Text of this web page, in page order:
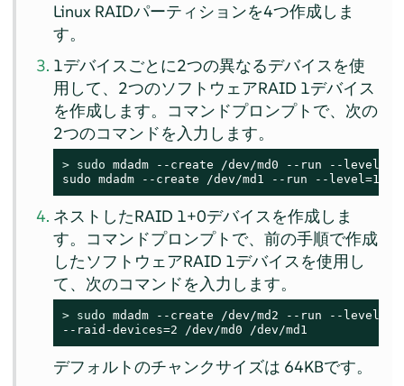
Linux RAIDパーティションを4つ作成しま
す。
1デバイスごとに2つの異なるデバイスを使
用して、2つのソフトウェアRAID 1デバイス
を作成します。コマンドプロンプトで、次の
2つのコマンドを入力します。
> sudo mdadm --create /dev/md0 --run --
sudo mdadm --create /dev/md1 --run --level=1
ネストしたRAID 1+0デバイスを作成しま
す。コマンドプロンプトで、前の手順で作成
したソフトウェアRAID 1デバイスを使用し
て、次のコマンドを入力します。
> sudo mdadm --create /dev/md2 --run --level=0
--raid-devices=2 /dev/md0 /dev/md1
デフォルトのチャンクサイズは 64KBです。